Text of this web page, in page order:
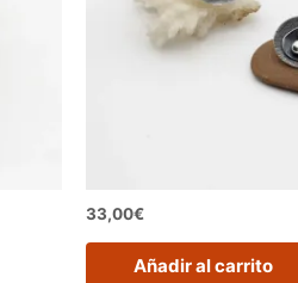
33,00€
Añadir al carrito